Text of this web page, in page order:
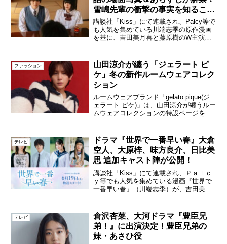
雪嶋先輩の衝撃の事実を知ること
に…
講談社「Kiss」にて連載され、Palcy等で
も人気を集めている川端志季の原作漫画
を基に、吉田美月喜と藤原樹のW主演で
れた。ドラマ「世界で一番早い春」第5話
／©︎川端...
ファッション
山田涼介が纏う「ジェラート ピ
ケ」冬の新作ルームウェアコレク
ション
ルームウェアブランド「gelato pique(ジ
ェラート ピケ)」は、山田涼介が纏うルー
ムウェアコレクションの特設ページを、
メントストア「USAGI O...
テレビ
ドラマ『世界で一番早い春』大倉
空人、大原梓、味方良介、日比美
思 追加キャスト陣が公開！
講談社「Kiss」にて連載され、Ｐａｌｃ
ｙ等でも人気を集めている漫画『世界で
一番早い春』（川端志季）が、吉田美月
～）よりMBSドラマ特区枠で放送がスタ
ー...
テレビ
倉沢杏菜、大河ドラマ『豊臣兄
弟！』に出演決定！豊臣兄弟の
妹・あさひ役